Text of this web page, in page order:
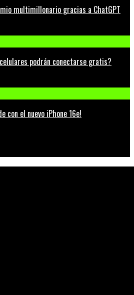
multimillonario gracias a ChatGPT
podrán conectarse gratis?
con el nuevo iPhone 16e!